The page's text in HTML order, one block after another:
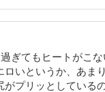
ぎてもヒートがこ
いというか、あま
プリッとしている